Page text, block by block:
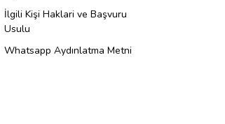
İlgili Kişi Haklari ve Başvuru
Usulu
Whatsapp Aydınlatma Metni